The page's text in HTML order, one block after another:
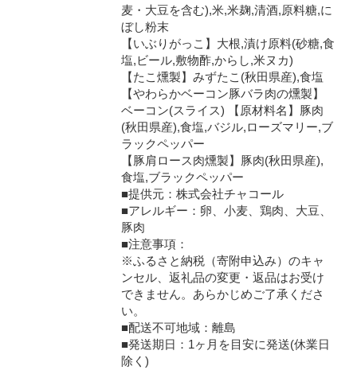
麦・大豆を含む),米,米麹,清酒,原料糖,に
ぼし粉末
【いぶりがっこ】大根,漬け原料(砂糖,食
塩,ビール,敷物酢,からし,米ヌカ)
【たこ燻製】みずたこ(秋田県産),食塩
【やわらかベーコン豚バラ肉の燻製】
ベーコン(スライス) 【原材料名】豚肉
(秋田県産),食塩,バジル,ローズマリー,ブ
ラックペッパー
【豚肩ロース肉燻製】豚肉(秋田県産),
食塩,ブラックペッパー
■提供元：株式会社チャコール
■アレルギー：卵、小麦、鶏肉、大豆、
豚肉
■注意事項：
※ふるさと納税（寄附申込み）のキャ
ンセル、返礼品の変更・返品はお受け
できません。あらかじめご了承くださ
い。
■配送不可地域：離島
■発送期日：1ヶ月を目安に発送(休業日
除く)